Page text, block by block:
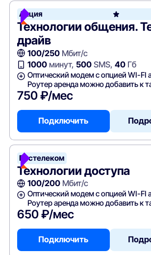
Акция
Технологии общения.
драйв
100/250Мбит/с
1000минут, 500SMS, 40Гб
Оптический модем с опцией WI-FI
Роутер аренда можно добавить к
750 ₽/мес
Подключить
Ростелеком
Технологии доступа
100/200Мбит/с
Оптический модем с опцией WI-FI
Роутер аренда можно добавить к
650 ₽/мес
Подключить